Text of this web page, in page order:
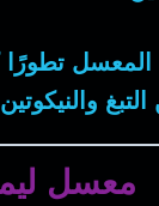
تطورًا
التبغ
معسل